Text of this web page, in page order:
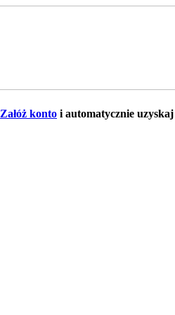
Załóż konto i automatycznie